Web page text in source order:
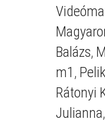
Balázs,
m1 ,
Rátonyi
Julianna,